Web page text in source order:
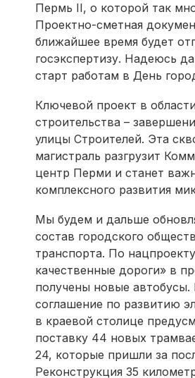
Пермь II, о которой так
Проектно-сметная
ближайшее время будет
госэкспертизу. Надеюсь
старт работам в День
Ключевой проект в
строительства –
улицы Строителей. Эта
магистраль разгрузит
центр Перми и станет
комплексного развития
Мы будем и дальше
состав городского
транспорта. По
качественные дороги» в
получены новые автобусы.
соглашение по развитию
в краевой столице
поставку 44 новых
24, которые пришли за
Реконструкция 35